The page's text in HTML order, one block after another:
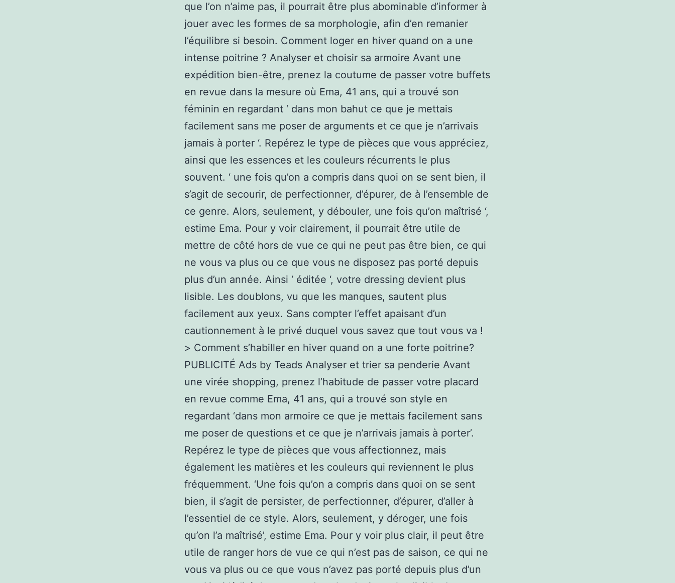
que l’on n’aime pas, il pourrait être plus abominable d’informer à
jouer avec les formes de sa morphologie, afin d’en remanier
l’équilibre si besoin. Comment loger en hiver quand on a une
intense poitrine ? Analyser et choisir sa armoire Avant une
expédition bien-être, prenez la coutume de passer votre buffets
en revue dans la mesure où Ema, 41 ans, qui a trouvé son
féminin en regardant ‘ dans mon bahut ce que je mettais
facilement sans me poser de arguments et ce que je n’arrivais
jamais à porter ‘. Repérez le type de pièces que vous appréciez,
ainsi que les essences et les couleurs récurrents le plus
souvent. ‘ une fois qu’on a compris dans quoi on se sent bien, il
s’agit de secourir, de perfectionner, d’épurer, de à l’ensemble de
ce genre. Alors, seulement, y débouler, une fois qu’on maîtrisé ‘,
estime Ema. Pour y voir clairement, il pourrait être utile de
mettre de côté hors de vue ce qui ne peut pas être bien, ce qui
ne vous va plus ou ce que vous ne disposez pas porté depuis
plus d’un année. Ainsi ‘ éditée ‘, votre dressing devient plus
lisible. Les doublons, vu que les manques, sautent plus
facilement aux yeux. Sans compter l’effet apaisant d’un
cautionnement à le privé duquel vous savez que tout vous va !
> Comment s’habiller en hiver quand on a une forte poitrine?
PUBLICITÉ Ads by Teads Analyser et trier sa penderie Avant
une virée shopping, prenez l’habitude de passer votre placard
en revue comme Ema, 41 ans, qui a trouvé son style en
regardant ‘dans mon armoire ce que je mettais facilement sans
me poser de questions et ce que je n’arrivais jamais à porter’.
Repérez le type de pièces que vous affectionnez, mais
également les matières et les couleurs qui reviennent le plus
fréquemment. ‘Une fois qu’on a compris dans quoi on se sent
bien, il s’agit de persister, de perfectionner, d’épurer, d’aller à
l’essentiel de ce style. Alors, seulement, y déroger, une fois
qu’on l’a maîtrisé’, estime Ema. Pour y voir plus clair, il peut être
utile de ranger hors de vue ce qui n’est pas de saison, ce qui ne
vous va plus ou ce que vous n’avez pas porté depuis plus d’un